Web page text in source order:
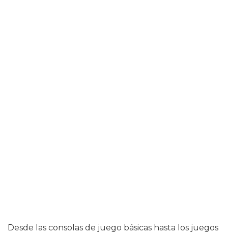
Desde las consolas de juego básicas hasta los juegos